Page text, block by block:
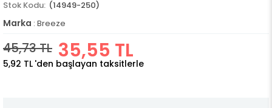
(14949-250)
Marka : Breeze
45,73 TL 35,55 TL
5,92 TL 'den başlayan taksitlerle